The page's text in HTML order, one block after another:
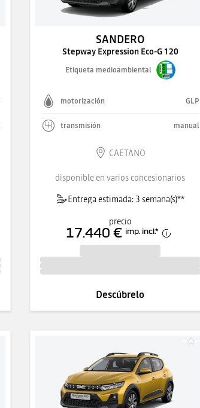
SANDERO
Stepway Expression Eco-G 120
Etiqueta medioambiental
motorización GLP
transmisión manual
CAETANO
disponible en varios concesionarios
Entrega estimada: 3 semana(s)**
precio
17.440 € imp. incl.*
Descúbrelo